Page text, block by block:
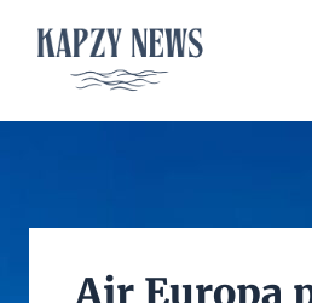
contenu
Air Europa